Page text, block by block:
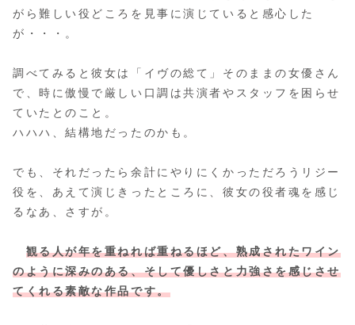
がら難しい役どころを見事に演じていると感心した
が・・・。
調べてみると彼女は「イヴの総て」そのままの女優さん
で、時に傲慢で厳しい口調は共演者やスタッフを困らせ
ていたとのこと。
ハハハ、結構地だったのかも。
でも、それだったら余計にやりにくかっただろうリジー
役を、あえて演じきったところに、彼女の役者魂を感じ
るなあ、さすが。
観る人が年を重ねれば重ねるほど、熟成されたワイン
のように深みのある、そして優しさと力強さを感じさせ
てくれる素敵な作品です。